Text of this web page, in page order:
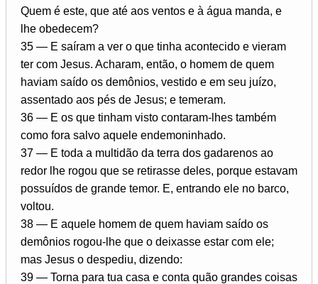
Quem é este, que até aos ventos e à água manda, e
lhe obedecem?
35 — E saíram a ver o que tinha acontecido e vieram
ter com Jesus. Acharam, então, o homem de quem
haviam saído os demônios, vestido e em seu juízo,
assentado aos pés de Jesus; e temeram.
36 — E os que tinham visto contaram-lhes também
como fora salvo aquele endemoninhado.
37 — E toda a multidão da terra dos gadarenos ao
redor lhe rogou que se retirasse deles, porque estavam
possuídos de grande temor. E, entrando ele no barco,
voltou.
38 — E aquele homem de quem haviam saído os
demônios rogou-lhe que o deixasse estar com ele;
mas Jesus o despediu, dizendo:
39 — Torna para tua casa e conta quão grandes coisas